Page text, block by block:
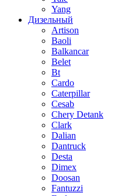
Yang
Дизельный
Artison
Baoli
Balkancar
Belet
Bt
Cardo
Caterpillar
Cesab
Chery Detank
Clark
Dalian
Dantruck
Desta
Dimex
Doosan
Fantuzzi